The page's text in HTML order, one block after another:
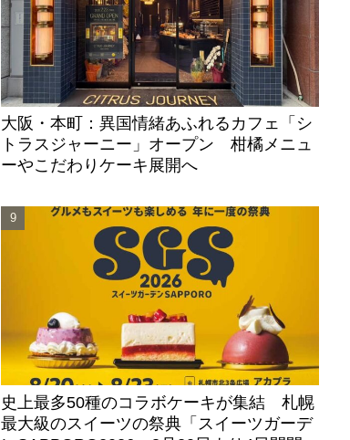
大阪・本町：異国情緒あふれるカフェ「シ
トラスジャーニー」オープン 柑橘メニュ
ーやこだわりケーキ展開へ
史上最多50種のコラボケーキが集結 札幌
最大級のスイーツの祭典「スイーツガーデ